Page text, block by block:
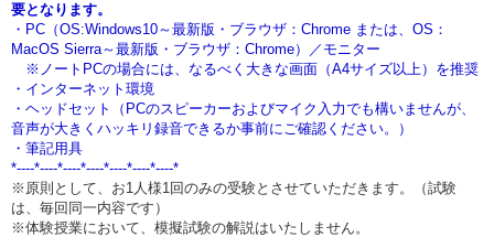
要となります。
・PC（OS:Windows10～最新版・ブラウザ：Chrome または、OS：
MacOS Sierra～最新版・ブラウザ：Chrome）／モニター
※ノートPCの場合には、なるべく大きな画面（A4サイズ以上）を推奨
・インターネット環境
・ヘッドセット（PCのスピーカーおよびマイク入力でも構いませんが、
音声が大きくハッキリ録音できるか事前にご確認ください。）
・筆記用具
*----*----*----*----*----*----*----*
※原則として、お1人様1回のみの受験とさせていただきます。（試験
は、毎回同一内容です）
※体験授業において、模擬試験の解説はいたしません。